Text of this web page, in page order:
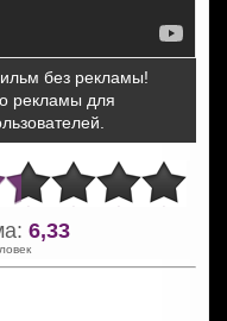
без рекламы!
рекламы для
6,33